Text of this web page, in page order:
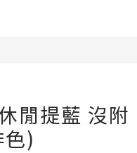
閒提藍 沒附
)